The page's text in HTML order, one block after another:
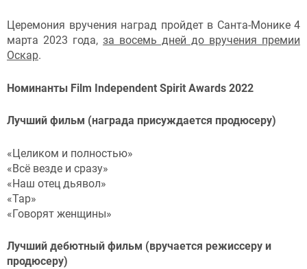
Церемония вручения наград пройдет в Санта-Монике 4
марта 2023 года, за восемь дней до вручения премии
Оскар.
Номинанты Film Independent Spirit Awards 2022
Лучший фильм (награда присуждается продюсеру)
«Целиком и полностью»
«Всё везде и сразу»
«Наш отец дьявол»
«Тар»
«Говорят женщины»
Лучший дебютный фильм (вручается режиссеру и
продюсеру)